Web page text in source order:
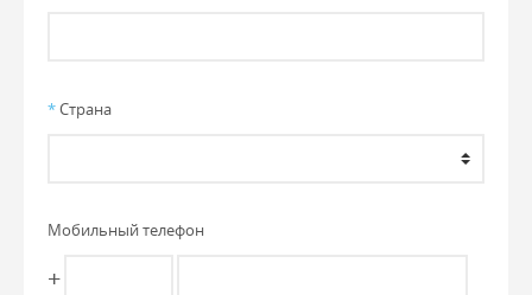
*Страна
Мобильный телефон
+